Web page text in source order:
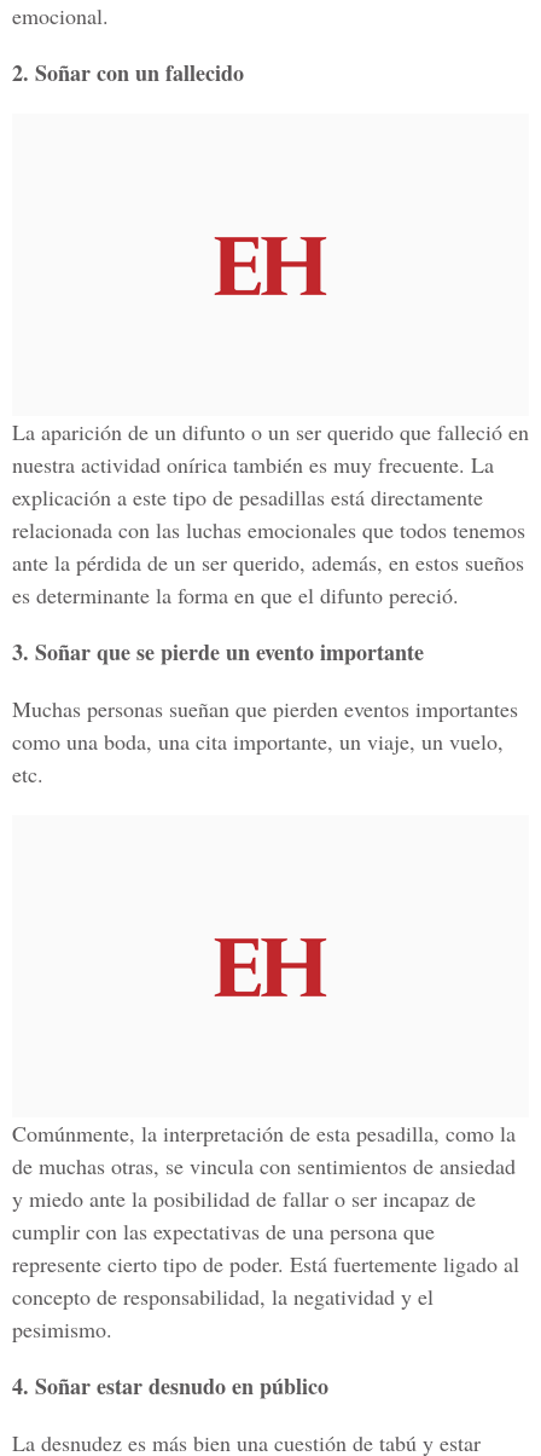
emocional.
2. Soñar con un fallecido
La aparición de un difunto o un ser querido que falleció en
nuestra actividad onírica también es muy frecuente. La
explicación a este tipo de pesadillas está directamente
relacionada con las luchas emocionales que todos tenemos
ante la pérdida de un ser querido, además, en estos sueños
es determinante la forma en que el difunto pereció.
3. Soñar que se pierde un evento importante
Muchas personas sueñan que pierden eventos importantes
como una boda, una cita importante, un viaje, un vuelo,
etc.
Comúnmente, la interpretación de esta pesadilla, como la
de muchas otras, se vincula con sentimientos de ansiedad
y miedo ante la posibilidad de fallar o ser incapaz de
cumplir con las expectativas de una persona que
represente cierto tipo de poder. Está fuertemente ligado al
concepto de responsabilidad, la negatividad y el
pesimismo.
4. Soñar estar desnudo en público
La desnudez es más bien una cuestión de tabú y estar